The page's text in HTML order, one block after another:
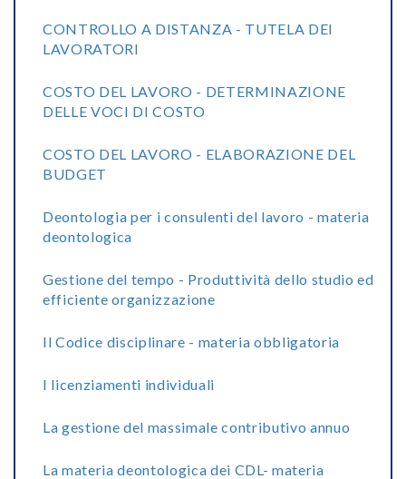
CONTROLLO A DISTANZA - TUTELA DEI
LAVORATORI
COSTO DEL LAVORO - DETERMINAZIONE
DELLE VOCI DI COSTO
COSTO DEL LAVORO - ELABORAZIONE DEL
BUDGET
Deontologia per i consulenti del lavoro - materia
deontologica
Gestione del tempo - Produttività dello studio ed
efficiente organizzazione
Il Codice disciplinare - materia obbligatoria
I licenziamenti individuali
La gestione del massimale contributivo annuo
La materia deontologica dei CDL- materia